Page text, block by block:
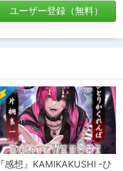
ユーザー登録（無料）
『感想』KAMIKAKUSHI -ひ